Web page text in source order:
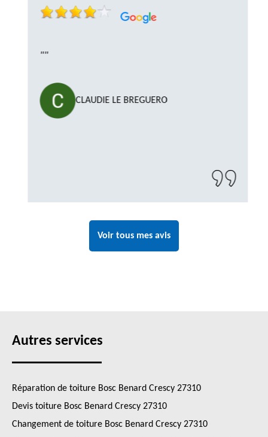
""
CLAUDIE LE BREGUERO
Voir tous mes avis
Autres services
Réparation de toiture Bosc Benard Crescy 27310
Devis toiture Bosc Benard Crescy 27310
Changement de toiture Bosc Benard Crescy 27310